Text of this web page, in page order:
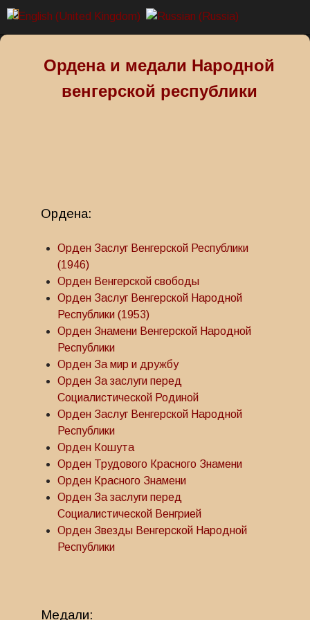
Ордена и медали Народной
венгерской республики
Ордена:
Орден Заслуг Венгерской Республики
(1946)
Орден Венгерской свободы
Орден Заслуг Венгерской Народной
Республики (1953)
Орден Знамени Венгерской Народной
Республики
Орден За мир и дружбу
Орден За заслуги перед
Социалистической Родиной
Орден Заслуг Венгерской Народной
Республики
Орден Кошута
Орден Трудового Красного Знамени
Орден Красного Знамени
Орден За заслуги перед
Социалистической Венгрией
Орден Звезды Венгерской Народной
Республики
Медали: